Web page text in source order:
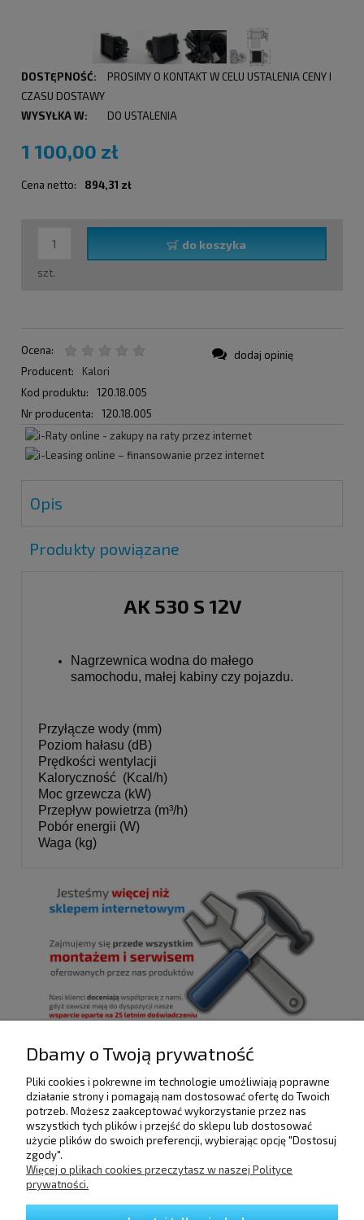
DOSTĘPNOŚĆ:
PROSIMY O KONTAKT W CELU USTALENIA CENY I
CZASU DOSTAWY
WYSYŁKA W:
DO USTALENIA
1 100,00 zł
Cena netto: 894,31 zł
szt.
do koszyka
Ocena:
Producent:
Kalori
Kod produktu:
120.18.005
Nr producenta:
120.18.005
dodaj opinię
Opis
Produkty powiązane
AK 530 S 12V
Nagrzewnica wodna do małego
samochodu, małej kabiny czy pojazdu.
Przyłącze wody (mm)
Poziom hałasu (dB)
Prędkości wentylacji
Kaloryczność (Kcal/h)
Moc grzewcza (kW)
Przepływ powietrza (m³/h)
Pobór energii (W)
Waga (kg)
POMOC
DOSTAWA I PŁATNOŚCI
Dbamy o Twoją prywatność
Pliki cookies i pokrewne im technologie umożliwiają poprawne
działanie strony i pomagają nam dostosować ofertę do Twoich
potrzeb. Możesz zaakceptować wykorzystanie przez nas
wszystkich tych plików i przejść do sklepu lub dostosować
użycie plików do swoich preferencji, wybierając opcję "Dostosuj
zgody".
Więcej o plikach cookies przeczytasz w naszej Polityce
prywatności.